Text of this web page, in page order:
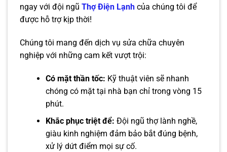
ngay với đội ngũ Thợ Điện Lạnh của chúng tôi để
được hỗ trợ kịp thời!
Chúng tôi mang đến dịch vụ sửa chữa chuyên
nghiệp với những cam kết vượt trội:
Có mặt thần tốc: Kỹ thuật viên sẽ nhanh
chóng có mặt tại nhà bạn chỉ trong vòng 15
phút.
Khắc phục triệt để: Đội ngũ thợ lành nghề,
giàu kinh nghiệm đảm bảo bắt đúng bệnh,
xử lý dứt điểm mọi sự cố.